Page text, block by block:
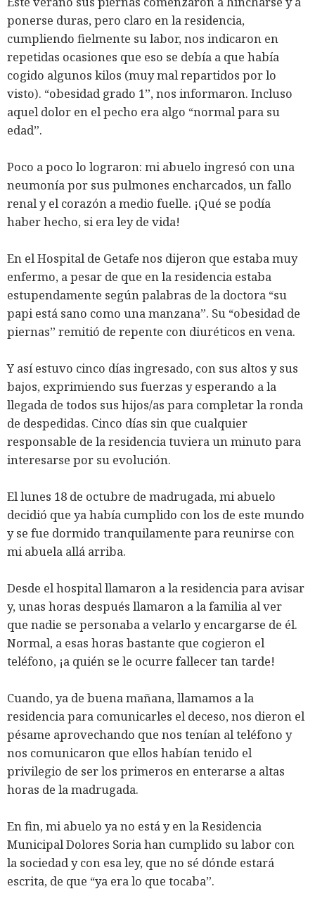
ponerse duras, pero claro en la residencia,
cumpliendo fielmente su labor, nos indicaron en
repetidas ocasiones que eso se debía a que había
cogido algunos kilos (muy mal repartidos por lo
visto). “obesidad grado 1”, nos informaron. Incluso
aquel dolor en el pecho era algo “normal para su
edad”.
Poco a poco lo lograron: mi abuelo ingresó con una
neumonía por sus pulmones encharcados, un fallo
renal y el corazón a medio fuelle. ¡Qué se podía
haber hecho, si era ley de vida!
En el Hospital de Getafe nos dijeron que estaba muy
enfermo, a pesar de que en la residencia estaba
estupendamente según palabras de la doctora “su
papi está sano como una manzana”. Su “obesidad de
piernas” remitió de repente con diuréticos en vena.
Y así estuvo cinco días ingresado, con sus altos y sus
bajos, exprimiendo sus fuerzas y esperando a la
llegada de todos sus hijos/as para completar la ronda
de despedidas. Cinco días sin que cualquier
responsable de la residencia tuviera un minuto para
interesarse por su evolución.
El lunes 18 de octubre de madrugada, mi abuelo
decidió que ya había cumplido con los de este mundo
y se fue dormido tranquilamente para reunirse con
mi abuela allá arriba.
Desde el hospital llamaron a la residencia para avisar
y, unas horas después llamaron a la familia al ver
que nadie se personaba a velarlo y encargarse de él.
Normal, a esas horas bastante que cogieron el
teléfono, ¡a quién se le ocurre fallecer tan tarde!
Cuando, ya de buena mañana, llamamos a la
residencia para comunicarles el deceso, nos dieron el
pésame aprovechando que nos tenían al teléfono y
nos comunicaron que ellos habían tenido el
privilegio de ser los primeros en enterarse a altas
horas de la madrugada.
En fin, mi abuelo ya no está y en la Residencia
Municipal Dolores Soria han cumplido su labor con
la sociedad y con esa ley, que no sé dónde estará
escrita, de que “ya era lo que tocaba”.